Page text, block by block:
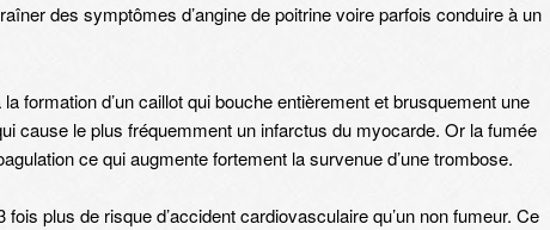
des symptômes d’angine de poitrine voire parfois conduire à un
formation d’un caillot qui bouche entièrement et brusquement une
cause le plus fréquemment un infarctus du myocarde. Or la fumée
ce qui augmente fortement la survenue d’une trombose.
plus de risque d’accident cardiovasculaire qu’un non fumeur. Ce